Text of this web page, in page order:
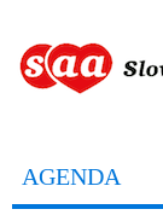
AGENDA